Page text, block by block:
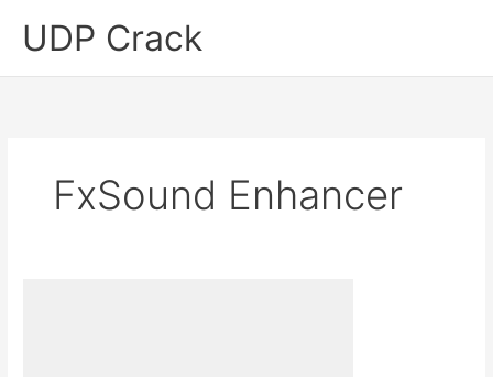
UDP Crack
FxSound Enhancer